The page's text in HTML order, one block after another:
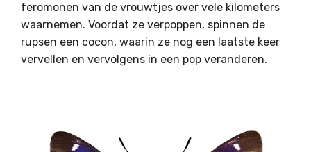
feromonen van de vrouwtjes over vele kilometers
waarnemen. Voordat ze verpoppen, spinnen de
rupsen een cocon, waarin ze nog een laatste keer
vervellen en vervolgens in een pop veranderen.